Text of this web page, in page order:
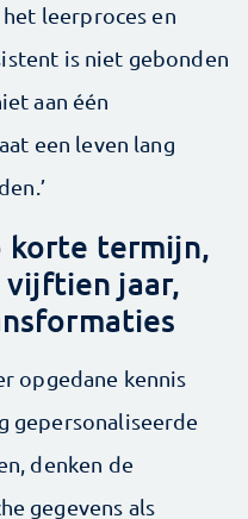
leerproces en
is niet gebonden
aan één
een leven lang
korte termijn,
jaar,
opgedane kennis
gepersonaliseerde
denken de
gegevens als